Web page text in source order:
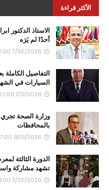
الأكثر قراءة
الاستاذ الدكتور
أحدًا لم يَرَه
7/30/2026 10:52:00 ص
التفاصيل
السيارات في
1/31/2026 12:22:00 ص
وزارة الصحة
بالمحافظات
8/01/2026 12:27:00 ص
الدورة الثالثة
تشهد مشاركة
7/30/2026 07:48:00 م